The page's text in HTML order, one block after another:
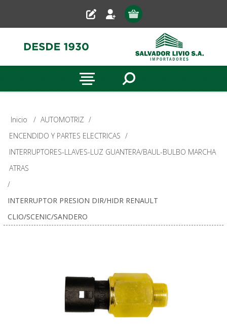
Inicio / AUTOMOTRIZ /
ENCENDIDO Y PARTES ELECTRICAS /
INTERRUPTORES-LLAVES-LUZ GUANTERA/BAUL-BULBO MARCHA
ATRAS
/
INTERRUPTOR PRESION DIR/HIDR RENAULT
CLIO/SCENIC/SANDERO